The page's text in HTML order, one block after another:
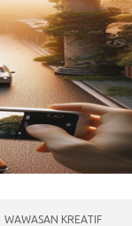
WAWASAN KREATIF